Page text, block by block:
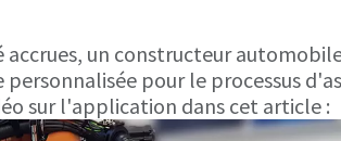
un constructeur
pour le processus
sur l'application dans cet article :